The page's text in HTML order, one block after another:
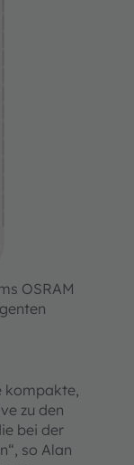
OSRAM
kompakte,
zu den
bei der
so Alan